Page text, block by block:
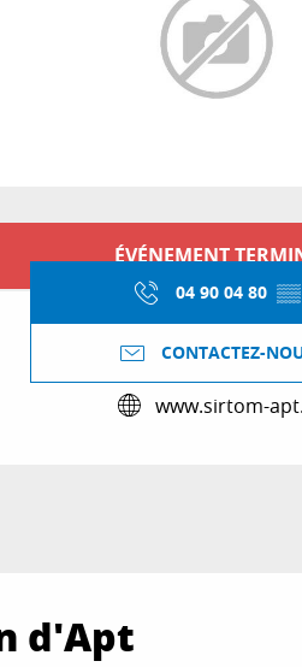
Ouverture
ÉVÉNEMENT
04 90 04 80 ▒▒
CONTACTEZ-
www.sirtom-
d'Apt